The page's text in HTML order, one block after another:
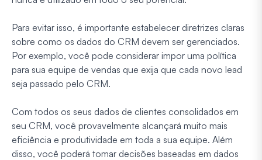
Para evitar isso, é importante estabelecer diretrizes claras
sobre como os dados do CRM devem ser gerenciados.
Por exemplo, você pode considerar impor uma política
para sua equipe de vendas que exija que cada novo lead
seja passado pelo CRM.
Com todos os seus dados de clientes consolidados em
seu CRM, você provavelmente alcançará muito mais
eficiência e produtividade em toda a sua equipe. Além
disso, você poderá tomar decisões baseadas em dados